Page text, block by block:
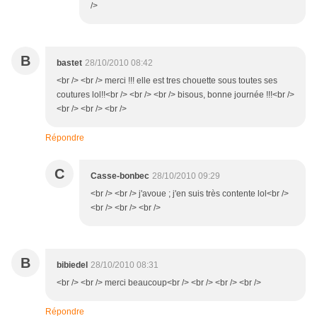
/>
B bastet 28/10/2010 08:42
<br /> <br /> merci !!! elle est tres chouette sous toutes ses
coutures lol!!<br /> <br /> <br /> bisous, bonne journée !!!<br />
<br /> <br /> <br />
Répondre
C Casse-bonbec 28/10/2010 09:29
<br /> <br /> j'avoue ; j'en suis très contente lol<br />
<br /> <br /> <br />
B bibiedel 28/10/2010 08:31
<br /> <br /> merci beaucoup<br /> <br /> <br /> <br />
Répondre